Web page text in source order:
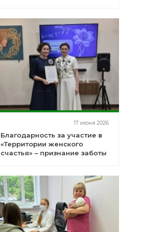
17 июня 2026
Благодарность за участие в
«Территории женского
счастья» – признание заботы